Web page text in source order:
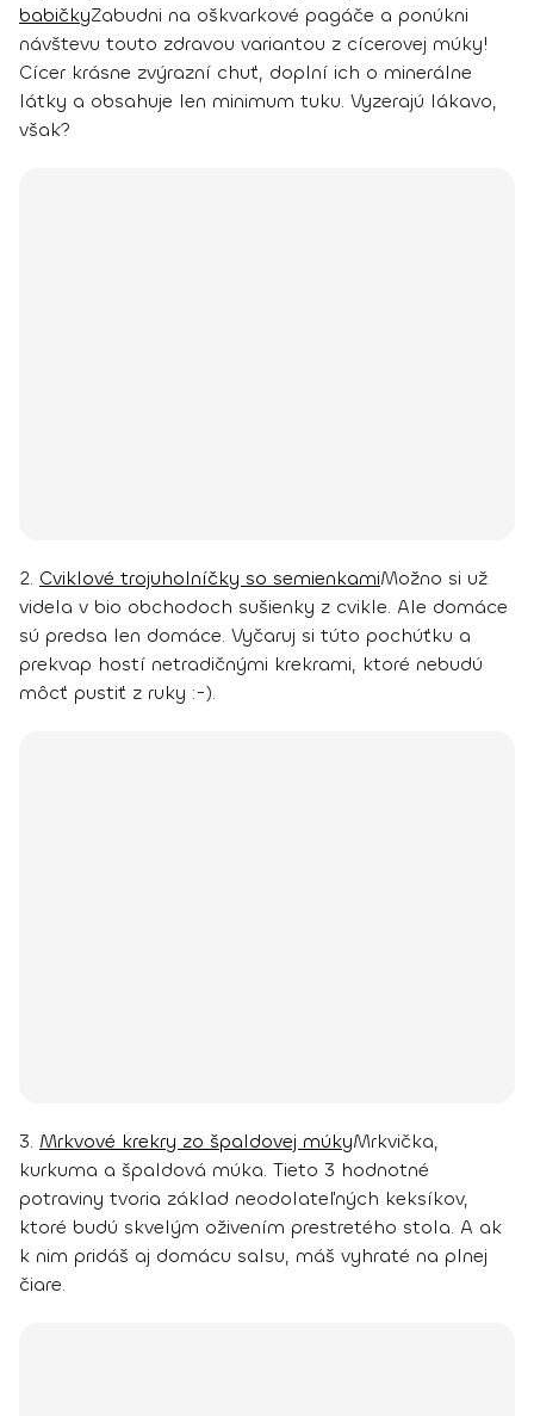
babičkyZabudni na oškvarkové pagáče a ponúkni
návštevu touto zdravou variantou z cícerovej múky!
Cícer krásne zvýrazní chuť, doplní ich o minerálne
látky a obsahuje len minimum tuku. Vyzerajú lákavo,
však?
2. Cviklové trojuholníčky so semienkamiMožno si už
videla v bio obchodoch sušienky z cvikle. Ale domáce
sú predsa len domáce. Vyčaruj si túto pochúťku a
prekvap hostí netradičnými krekrami, ktoré nebudú
môcť pustiť z ruky :-).
3. Mrkvové krekry zo špaldovej múkyMrkvička,
kurkuma a špaldová múka. Tieto 3 hodnotné
potraviny tvoria základ neodolateľných keksíkov,
ktoré budú skvelým oživením prestretého stola. A ak
k nim pridáš aj domácu salsu, máš vyhraté na plnej
čiare.